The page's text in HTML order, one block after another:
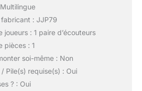
: JJP79
joueurs : 1 paire d’écouteurs
pièces : 1
soi-même : Non
Pile(s) requise(s) : Oui
? : Oui